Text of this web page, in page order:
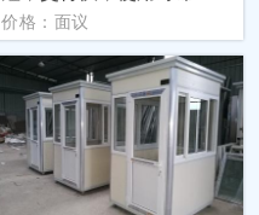
价格：面议